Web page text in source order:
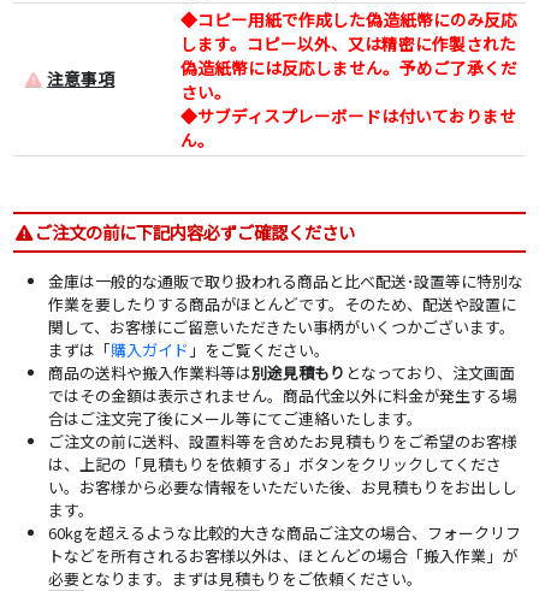
注意事項
◆コピー用紙で作成した偽造紙幣にのみ反応
します。コピー以外、又は精密に作製された
偽造紙幣には反応しません。予めご了承くだ
さい。
◆サブディスプレーボードは付いておりませ
ん。
ご注文の前に下記内容必ずご確認ください
金庫は一般的な通販で取り扱われる商品と比べ配送･設置等に特別な
作業を要したりする商品がほとんどです。そのため、配送や設置に
関して、お客様にご留意いただきたい事柄がいくつかございます。
まずは「購入ガイド 」をご覧ください。
商品の送料や搬入作業料等は別途見積もり となっており、注文画面
ではその金額は表示されません。商品代金以外に料金が発生する場
合はご注文完了後にメール等にてご連絡いたします。
ご注文の前に送料、設置料等を含めたお見積もりをご希望のお客様
は、上記の「見積もりを依頼する」ボタンをクリックしてくださ
い。お客様から必要な情報をいただいた後、お見積もりをお出しし
ます。
60kgを超えるような比較的大きな商品ご注文の場合、フォークリフ
トなどを所有されるお客様以外は、ほとんどの場合「搬入作業」が
必要となります。まずは見積もりをご依頼ください。